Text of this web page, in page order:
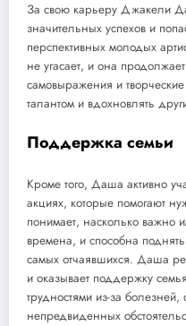
За свою карьеру Джакели
значительных успехов и
перспективных молодых
не угасает, и она
самовыражения и
талантом и вдохновлять
Поддержка семьи
Кроме того, Даша активно
акциях, которые помогают
понимает, насколько важно
времена, и способна
самых отчаявшихся. Даша
и оказывает поддержку
трудностями из-за
непредвиденных